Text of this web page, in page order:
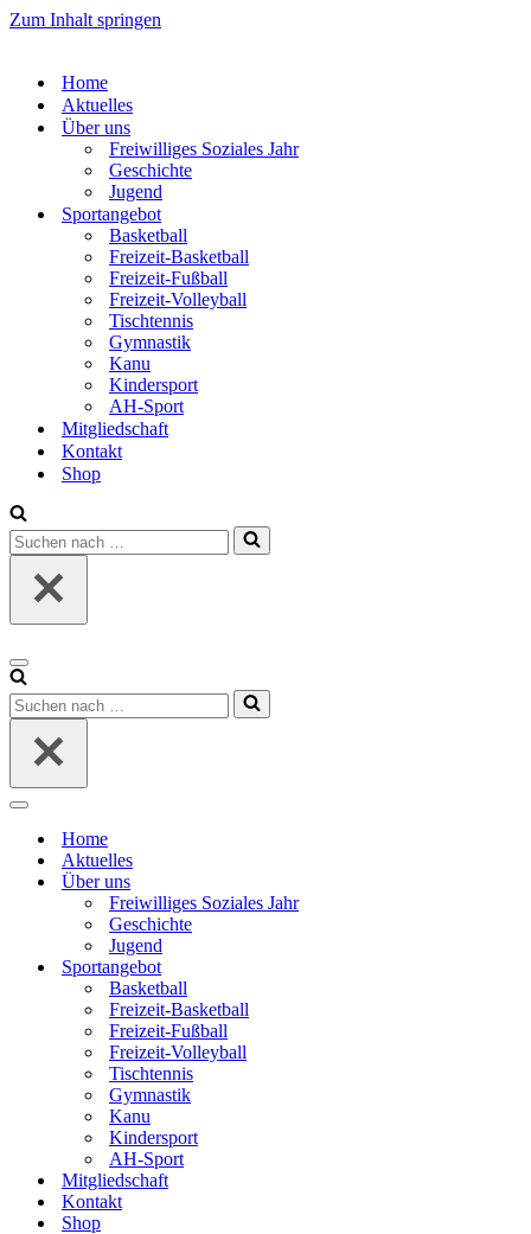
Zum Inhalt springen
Home
Aktuelles
Über uns
Freiwilliges Soziales Jahr
Geschichte
Jugend
Sportangebot
Basketball
Freizeit-Basketball
Freizeit-Fußball
Freizeit-Volleyball
Tischtennis
Gymnastik
Kanu
Kindersport
AH-Sport
Mitgliedschaft
Kontakt
Shop
Suchen
nach …
Navigationsmenü
Suchen
nach …
Navigationsmenü
Home
Aktuelles
Über uns
Freiwilliges Soziales Jahr
Geschichte
Jugend
Sportangebot
Basketball
Freizeit-Basketball
Freizeit-Fußball
Freizeit-Volleyball
Tischtennis
Gymnastik
Kanu
Kindersport
AH-Sport
Mitgliedschaft
Kontakt
Shop